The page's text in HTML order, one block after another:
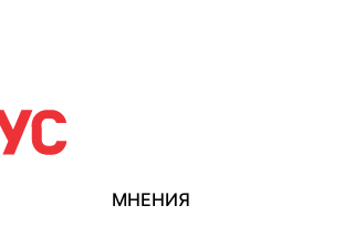
МНЕНИЯ